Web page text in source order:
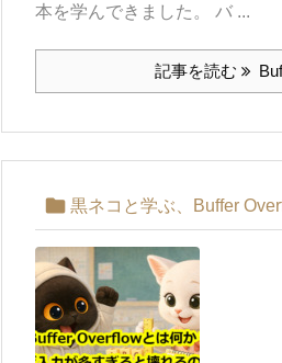
本を学んできました。 バ ...
記事を読む
 黒ネコと学ぶ、Buffer